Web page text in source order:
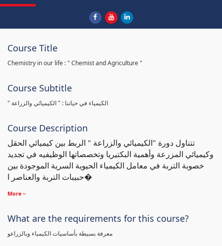
Course Title
Chemistry in our life : " Chemist and Agriculture "
Course Subtitle
" الكيمياء في حياتنا : " الكيميائي والزراعة
Course Description
تتناول دورة "الكيميائي والزراعة " الربط بين كيميائي الحقل
وكيميائي المزرعة وأهمية البكتيريا وتخصصاتها الوظيفيه في تجديد
خصوبة التربة في معامل الكيمياء الحيوية السرية الموجودة بين
حبيبات التربة والعناصر ا�
More
What are the requirements for this course?
معرفة بسيطة بأساسيات الكيمياء وبالزراعو